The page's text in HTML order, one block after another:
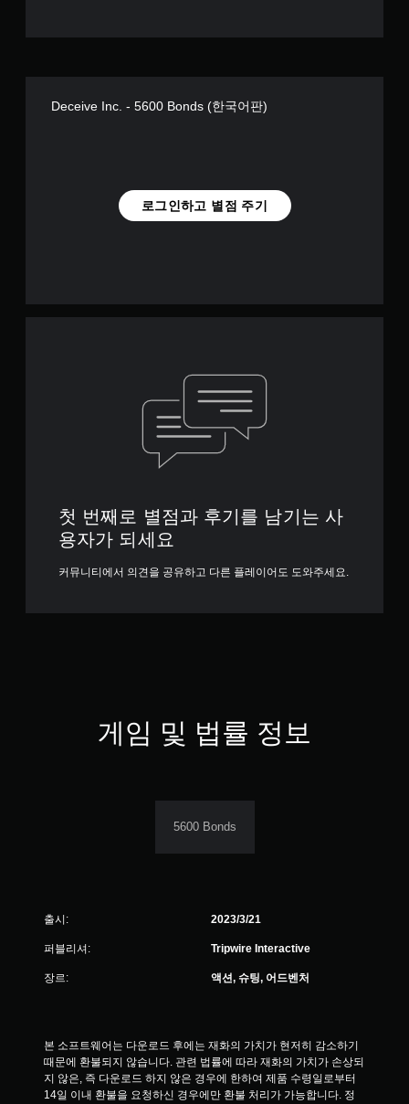
Deceive Inc. - 5600 Bonds (한국어판)
로그인하고 별점 주기
첫 번째로 별점과 후기를 남기는 사
용자가 되세요
커뮤니티에서 의견을 공유하고 다른 플레이어도 도와주세요.
게임 및 법률 정보
5600 Bonds
출시: 2023/3/21
퍼블리셔: Tripwire Interactive
장르: 액션, 슈팅, 어드벤처
본 소프트웨어는 다운로드 후에는 재화의 가치가 현저히 감소하기
때문에 환불되지 않습니다. 관련 법률에 따라 재화의 가치가 손상되
지 않은, 즉 다운로드 하지 않은 경우에 한하여 제품 수령일로부터
14일 이내 환불을 요청하신 경우에만 환불 처리가 가능합니다. 정